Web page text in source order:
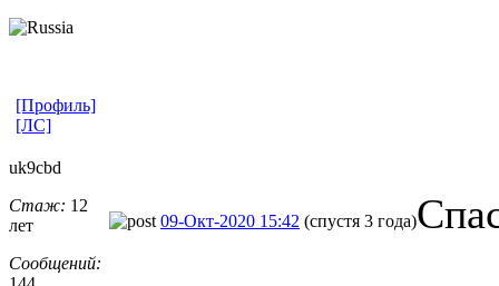
[Профиль]
[ЛС]
uk9cbd
Стаж: 12
лет
Сообщений:
09-Окт-2020 15:42 (спустя 3 года)